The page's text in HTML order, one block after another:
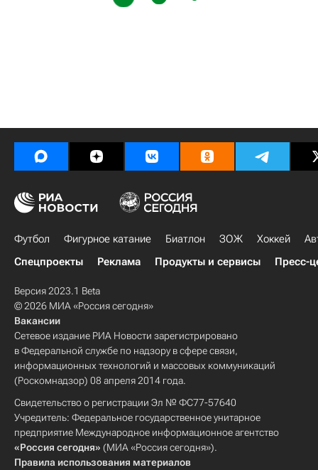
Футбол Фигурное катание Биатлон ЗОЖ Хоккей
Спецпроекты
Реклама Продукты и сервисы Пресс-
Версия 2023.1 Beta
© 2026 МИА «Россия сегодня»
Вакансии
Сетевое издание РИА Новости зарегистрировано
в Федеральной службе по надзору в сфере связи,
информационных технологий и массовых коммуникаций
(Роскомнадзор) 08 апреля 2014 года.
Свидетельство о регистрации Эл № ФС77-57640
Учредитель: Федеральное государственное унитарное
предприятие Международное информационное агентство
«Россия сегодня» (МИА «Россия сегодня»).
Правила использования материалов